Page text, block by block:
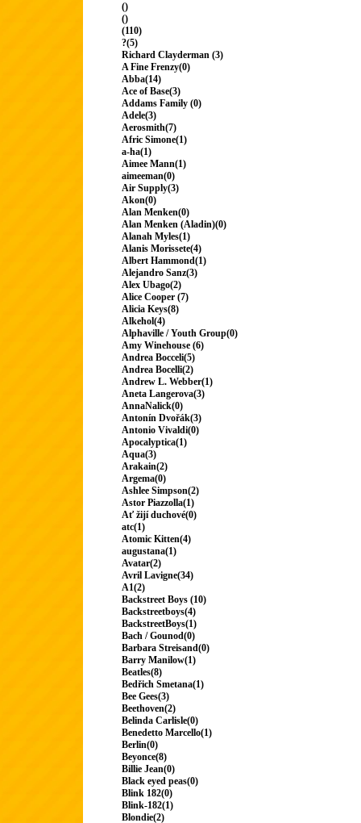
()
()
(110)
?(5)
Richard Clayderman (3)
A Fine Frenzy(0)
Abba(14)
Ace of Base(3)
Addams Family (0)
Adele(3)
Aerosmith(7)
Afric Simone(1)
a-ha(1)
Aimee Mann(1)
aimeeman(0)
Air Supply(3)
Akon(0)
Alan Menken(0)
Alan Menken (Aladin)(0)
Alanah Myles(1)
Alanis Morissete(4)
Albert Hammond(1)
Alejandro Sanz(3)
Alex Ubago(2)
Alice Cooper (7)
Alicia Keys(8)
Alkehol(4)
Alphaville / Youth Group(0)
Amy Winehouse (6)
Andrea Bocceli(5)
Andrea Bocelli(2)
Andrew L. Webber(1)
Aneta Langerova(3)
AnnaNalick(0)
Antonín Dvořák(3)
Antonio Vivaldi(0)
Apocalyptica(1)
Aqua(3)
Arakain(2)
Argema(0)
Ashlee Simpson(2)
Astor Piazzolla(1)
Ať žijí duchové(0)
atc(1)
Atomic Kitten(4)
augustana(1)
Avatar(2)
Avril Lavigne(34)
A1(2)
Backstreet Boys (10)
Backstreetboys(4)
BackstreetBoys(1)
Bach / Gounod(0)
Barbara Streisand(0)
Barry Manilow(1)
Beatles(8)
Bedřich Smetana(1)
Bee Gees(3)
Beethoven(2)
Belinda Carlisle(0)
Benedetto Marcello(1)
Berlin(0)
Beyonce(8)
Billie Jean(0)
Black eyed peas(0)
Blink 182(0)
Blink-182(1)
Blondie(2)